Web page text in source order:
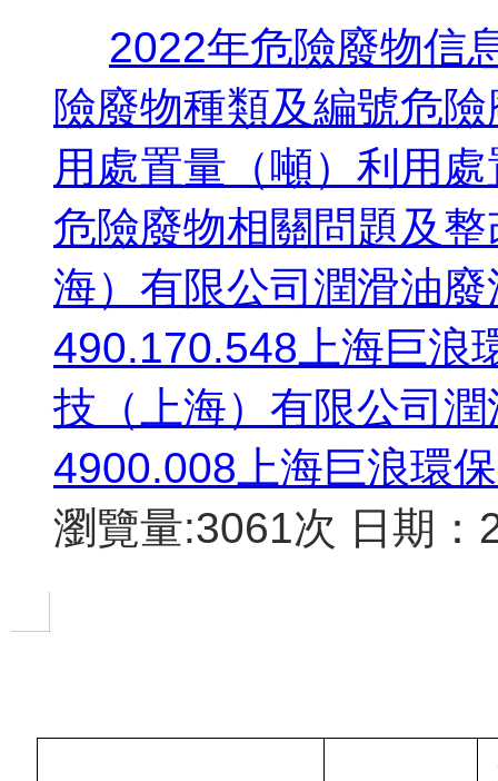
2022年危險廢物信
險廢物種類及編號危
用處置量（噸）利用
危險廢物相關問題及
海）有限公司潤滑油
490.170.548上海巨浪
技（上海）有限公司
4900.008上海巨浪環
瀏覽量:3061次 日期